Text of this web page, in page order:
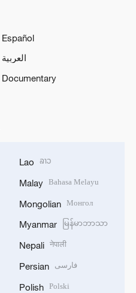
Español
العربية
Documentary
Lao ລາວ
Malay Bahasa Melayu
Mongolian Монгол
Myanmar မြန်မာဘာသာ
Nepali नेपाली
Persian فارسی
Polish Polski